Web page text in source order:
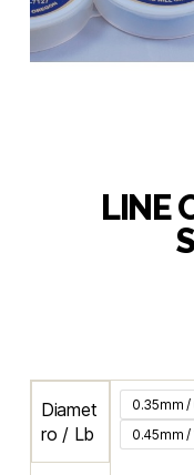
LINE
Diamet
ro / Lb
0.35mm
0.45mm /